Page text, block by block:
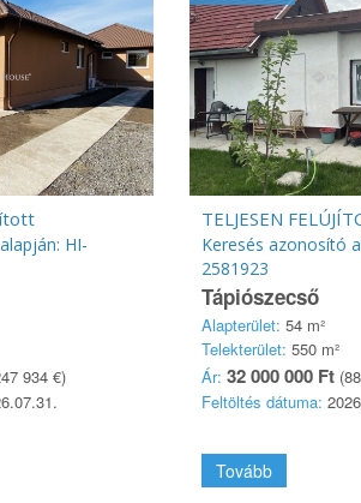
HI-
934 €)
Keresés azonosító
2581923
Tápiószecső
Alapterület: 54 m²
Telekterület: 550 m²
Ár: 32 000 000 Ft
Feltöltés dátuma:
Tovább